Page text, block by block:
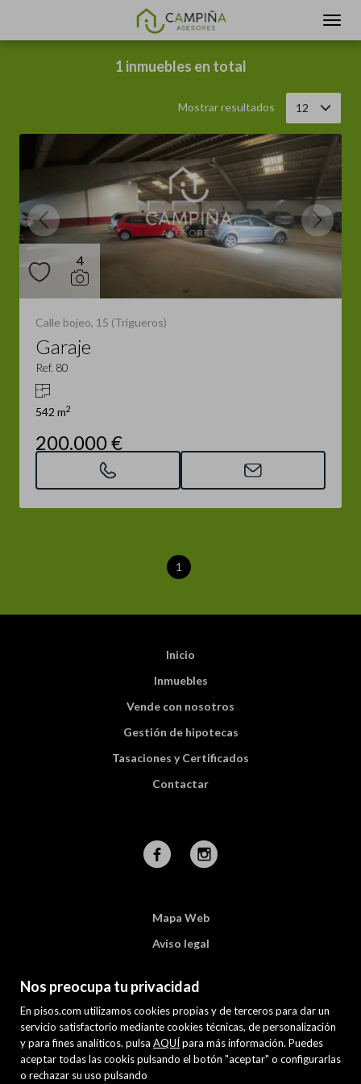
Nos preocupa tu privacidad
En pisos.com utilizamos cookies propias y de terceros para dar un
servicio satisfactorio mediante cookies técnicas, de personalización
y para fines analíticos. pulsa AQUÍ para más información. Puedes
aceptar todas las cookis pulsando el botón "aceptar" o configurarlas
o rechazar su uso pulsando
1 inmuebles en total
Mostrar resultados 12
4
Calle bojeo, 15 (Trigueros)
Garaje
Ref. 80
542 m2
200.000 €
1
Inicio
Inmuebles
Vende con nosotros
Gestión de hipotecas
Tasaciones y Certificados
Contactar
Mapa Web
Aviso legal
Inmuebles destacados
Política de cookies